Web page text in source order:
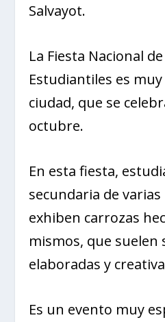
Salvayot.
La Fiesta Nacional
Estudiantiles es
ciudad, que se
octubre.
En esta fiesta,
secundaria de
exhiben carrozas
mismos, que suelen
elaboradas y
Es un evento muy